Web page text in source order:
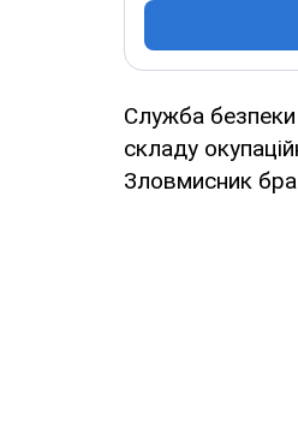
Служба
складу
Зловмисник